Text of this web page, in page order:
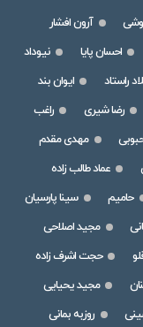
آرون افشار
احسان پایا
نیوداد
راستاد
ایوان بند
رضا شیری
راغب
مهدی مقدم
عماد طالب زاده
حامیم
سینا پارسیان
مجید اصلاحی
حجت اشرف زاده
مجید یحیایی
روزبه بمانی